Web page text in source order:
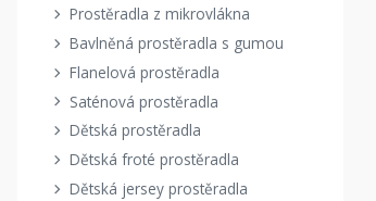
Prostěradla z mikrovlákna
Bavlněná prostěradla s gumou
Flanelová prostěradla
Saténová prostěradla
Dětská prostěradla
Dětská froté prostěradla
Dětská jersey prostěradla